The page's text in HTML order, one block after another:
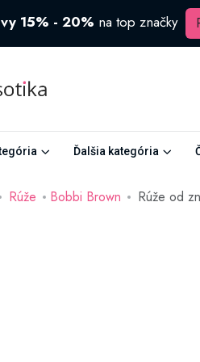
15% - 20% na top značky
Ďalšia kategória
Rúže Bobbi Brown Rúže od